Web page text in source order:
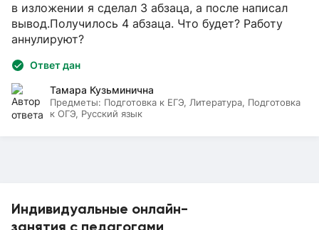
Индивидуальные онлайн-
занятия с педагогами
в изложении я сделал 3 абзаца, а после написал
вывод.Получилось 4 абзаца. Что будет? Работу
аннулируют?
Ответ дан
Тамара Кузьминична
Предметы: Подготовка к ЕГЭ, Литература, Подготовка
к ОГЭ, Русский язык